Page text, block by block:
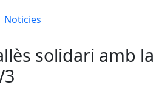
Noticies
solidari amb la